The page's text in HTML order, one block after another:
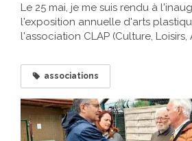
Le 25 mai, je me suis rendu à
l'exposition annuelle d'arts
l'association CLAP (Culture, Loisirs,
associations